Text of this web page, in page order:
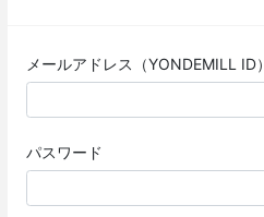
メールアドレス（YONDEMILL ID）
パスワード